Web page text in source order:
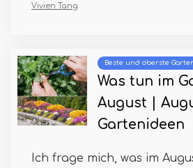
Vivien Tang
Beste und oberste
Was tun im
August |
Gartenideen
Ich frage mich, was im